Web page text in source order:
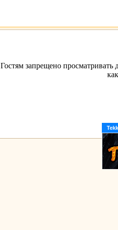
Гостям запрещено